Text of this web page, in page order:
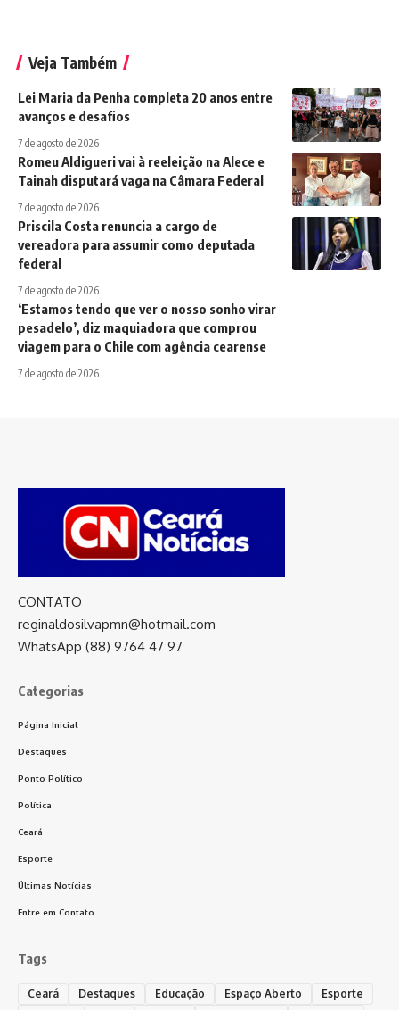
Veja Também
Lei Maria da Penha completa 20 anos entre
avanços e desafios
7 de agosto de 2026
Romeu Aldigueri vai à reeleição na Alece e
Tainah disputará vaga na Câmara Federal
7 de agosto de 2026
Priscila Costa renuncia a cargo de
vereadora para assumir como deputada
federal
7 de agosto de 2026
‘Estamos tendo que ver o nosso sonho virar
pesadelo’, diz maquiadora que comprou
viagem para o Chile com agência cearense
7 de agosto de 2026
CONTATO
reginaldosilvapmn@hotmail.com
WhatsApp (88) 9764 47 97
Categorias
Página Inicial
Destaques
Ponto Político
Política
Ceará
Esporte
Últimas Notícias
Entre em Contato
Tags
Ceará Destaques Educação Espaço Aberto
Esporte